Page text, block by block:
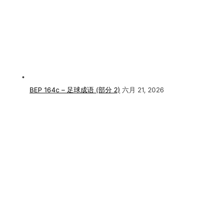
BEP 164c – 足球成语 (部分 2) 六月 21, 2026